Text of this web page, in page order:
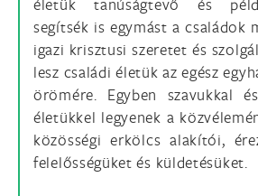
segítsék is egymást a családok
igazi krisztusi szeretet és
lesz családi életük az egész
örömére. Egyben szavukkal
életükkel legyenek a
közösségi erkölcs alakítói,
felelősségüket és küldetésüket.